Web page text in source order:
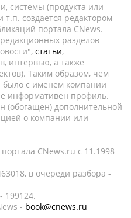
системы (продукта или
т.п. создается редактором
портала CNews.
разделов
статьи,
интервью, а также
Таким образом, чем
было с именем компании
информативен профиль.
(обогащен) дополнительной
о компании или
CNews.ru c 11.1998
в очереди разбора -
199124.
- book@cnews.ru